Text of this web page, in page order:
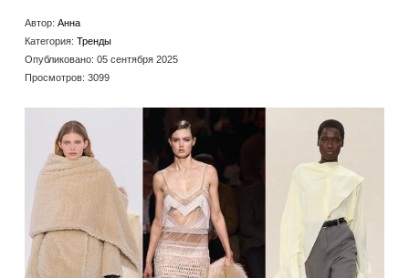
Автор: Анна
Категория: Тренды
Опубликовано: 05 сентября 2025
Просмотров: 3099